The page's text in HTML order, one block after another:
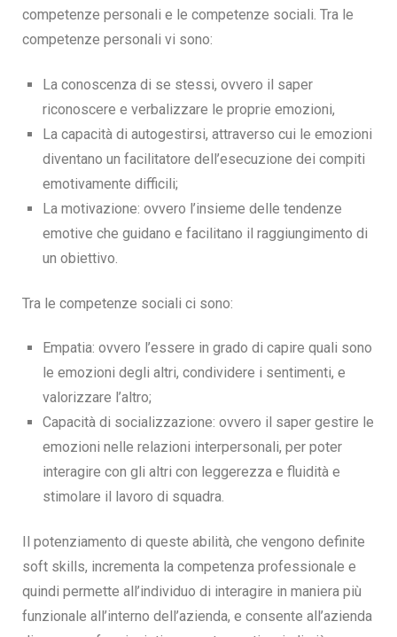
competenze personali e le competenze sociali. Tra le
competenze personali vi sono:
La conoscenza di se stessi, ovvero il saper
riconoscere e verbalizzare le proprie emozioni,
La capacità di autogestirsi, attraverso cui le emozioni
diventano un facilitatore dell’esecuzione dei compiti
emotivamente difficili;
La motivazione: ovvero l’insieme delle tendenze
emotive che guidano e facilitano il raggiungimento di
un obiettivo.
Tra le competenze sociali ci sono:
Empatia: ovvero l’essere in grado di capire quali sono
le emozioni degli altri, condividere i sentimenti, e
valorizzare l’altro;
Capacità di socializzazione: ovvero il saper gestire le
emozioni nelle relazioni interpersonali, per poter
interagire con gli altri con leggerezza e fluidità e
stimolare il lavoro di squadra.
Il potenziamento di queste abilità, che vengono definite
soft skills, incrementa la competenza professionale e
quindi permette all’individuo di interagire in maniera più
funzionale all’interno dell’azienda, e consente all’azienda